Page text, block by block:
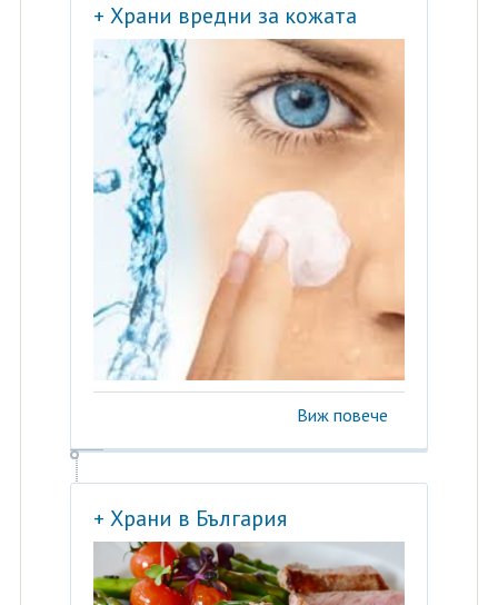
+ Храни вредни за кожата
Виж повече
+ Храни в България